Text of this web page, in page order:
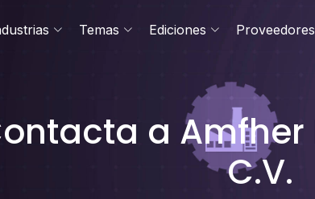
Temas Ediciones
a Amfher
C.V.